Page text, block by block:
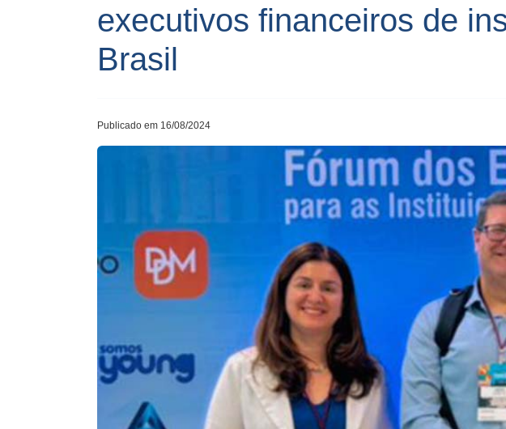
executivos financeiros de
Brasil
Publicado em 16/08/2024